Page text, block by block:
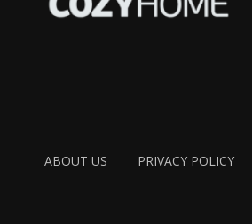
ABOUT US PRIVACY POLICY